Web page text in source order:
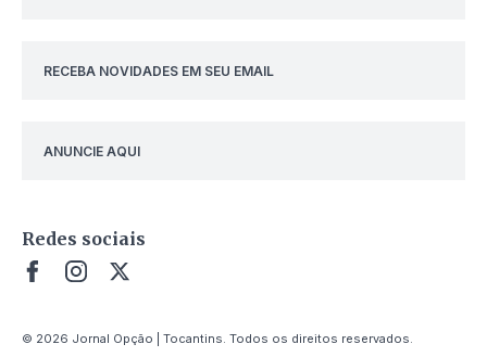
RECEBA NOVIDADES EM SEU EMAIL
ANUNCIE AQUI
Redes sociais
© 2026 Jornal Opção | Tocantins. Todos os direitos reservados.